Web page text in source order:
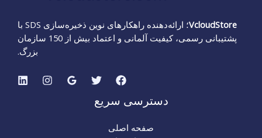
VcloudStore
؛ ارائه‌دهنده راهکارهای نوین ذخیره‌سازی SDS با
پشتیبانی رسمی، کیفیت آلمانی و اعتماد بیش از 150 سازمان
بزرگ.
دسترسی سریع
صفحه اصلی